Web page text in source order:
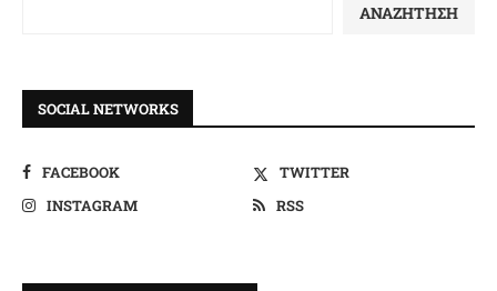
ΑΝΑΖΉΤΗΣΗ
SOCIAL NETWORKS
FACEBOOK
TWITTER
INSTAGRAM
RSS